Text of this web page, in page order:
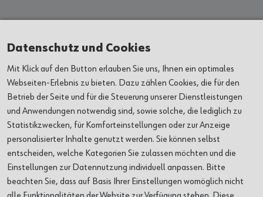
AUSSTELLUNGEN
VERANSTALTUNGEN
ORTE
ÜBER UNS
Datenschutz und Cookies
Mit Klick auf den Button erlauben Sie uns, Ihnen ein optimales
Webseiten-Erlebnis zu bieten. Dazu zählen Cookies, die für den
Betrieb der Seite und für die Steuerung unserer Dienstleistungen
und Anwendungen notwendig sind, sowie solche, die lediglich zu
Statistikzwecken, für Komforteinstellungen oder zur Anzeige
personalisierter Inhalte genutzt werden. Sie können selbst
entscheiden, welche Kategorien Sie zulassen möchten und die
Einstellungen zur Datennutzung individuell anpassen. Bitte
beachten Sie, dass auf Basis Ihrer Einstellungen womöglich nicht